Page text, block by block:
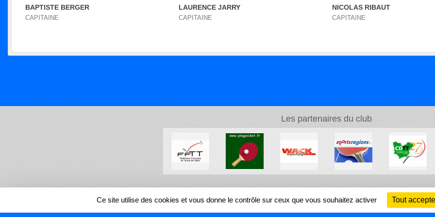
BAPTISTE BERGER
CAPITAINE
LAURENCE JARRY
CAPITAINE
NICOLAS RIBAUT
CAPITAINE
Les partenaires du club
REGIONS
Ce site utilise des cookies et vous donne le contrôle sur ceux que vous souhaitez activer Tout